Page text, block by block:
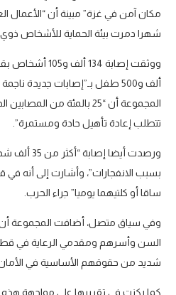
شهرا دمرت بيئة الحماية للأشخاص ذوي
ألف و500 طفل بـ”إصابات جديدة
المجموعة أن “25 بالمئة من
تتطلب إعادة تأهيل حادة ومستمرة”.
ورصدت أيضا
بسبب الانفجارات”، وأشارت إلى أنه
ساقا أو كلتيهما يوميا” جراء الحرب.
وفي سياق متصل، أضافت المجموعة أن
السن وأسرهم ومقدمي الرعاية في
شديد من حقوقهم الأساسية في الأمان
كما ركزت في تقريرها على مواجهة هذه